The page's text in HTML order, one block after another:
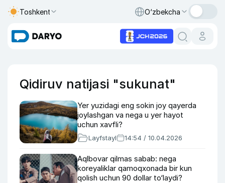
Toshkent O‘zbekcha
Qidiruv natijasi "sukunat"
Yer yuzidagi eng sokin joy qayerda
joylashgan va nega u yer hayot
uchun xavfli?
Layfstayl 14:54 / 10.04.2026
Aqlbovar qilmas sabab: nega
koreyaliklar qamoqxonada bir kun
qolish uchun 90 dollar to‘laydi?